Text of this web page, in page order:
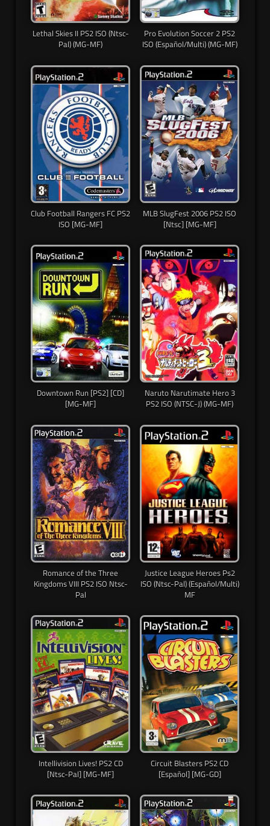
Lethal Skies II PS2 ISO (Ntsc-
Pal) (MG-MF)
Pro Evolution Soccer 2 PS2
ISO (Español/Multi) (MG-MF)
Club Football Rangers FC PS2
ISO [MG-MF]
MLB SlugFest 2006 PS2 ISO
[Ntsc] [MG-MF]
Downtown Run [PS2] [CD]
[MG-MF]
Naruto Narutimate Hero 3
PS2 ISO (NTSC-J) (MG-MF)
Romance of the Three
Kingdoms VIII PS2 ISO Ntsc-
Pal
Justice League Heroes Ps2
ISO (Ntsc-Pal) (Español/Multi)
MF
Intellivision Lives! PS2 CD
[Ntsc-Pal] [MG-MF]
Circuit Blasters PS2 CD
[Español] [MG-GD]